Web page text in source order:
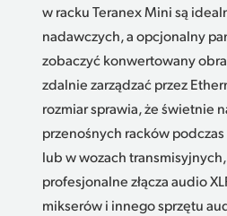
w racku Teranex Mini są
nadawczych, a opcjonalny
zobaczyć konwertowany
zdalnie zarządzać przez
rozmiar sprawia, że świetnie
przenośnych racków
lub w wozach
profesjonalne złącza audio
mikserów i innego sprzętu